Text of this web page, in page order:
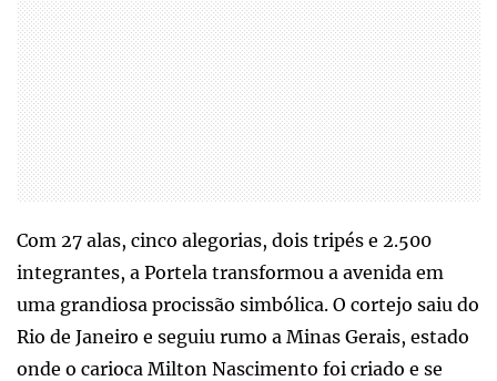
Com 27 alas, cinco alegorias, dois tripés e 2.500
integrantes, a Portela transformou a avenida em
uma grandiosa procissão simbólica. O cortejo saiu do
Rio de Janeiro e seguiu rumo a Minas Gerais, estado
onde o carioca Milton Nascimento foi criado e se